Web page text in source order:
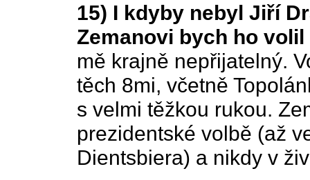
15) I kdyby nebyl Jiří
Zemanovi bych ho volil
mě krajně nepřijatelný.
těch 8mi, včetně
s velmi těžkou rukou.
prezidentské volbě (až
Dientsbiera) a nikdy v